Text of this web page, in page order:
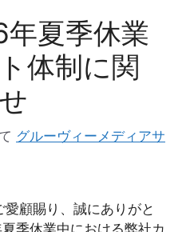
夏季休業
体制に関
グルーヴィーメディアサ
顧賜り、誠にありがと
季休業中における弊社カ